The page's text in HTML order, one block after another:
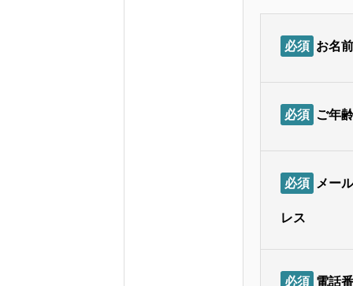
必須 お名前
必須 ご年齢
必須 メー
レス
必須 電話